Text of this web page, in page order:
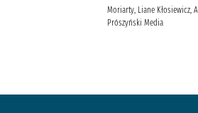
Moriarty, Liane Kłosiewicz,
Prószyński Media